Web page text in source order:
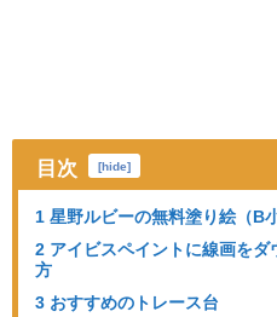
目次 [hide]
1 星野ルビーの無料塗り絵（B
2 アイビスペイントに線画をダ
方
3 おすすめのトレース台